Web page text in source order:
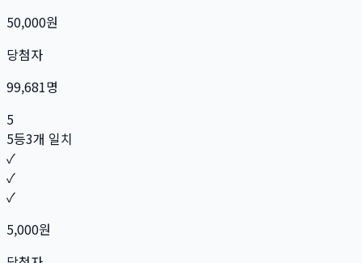
50,000원
당첨자
99,681명
5
5등3개 일치
✓
✓
✓
5,000원